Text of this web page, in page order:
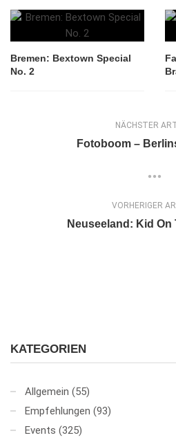
Bremen: Bextown Special
No. 2
NÄCHSTER
Fotoboom –
VORHERIGER
Neuseeland: Kid On
KATEGORIEN
Allgemein (55)
Empfehlungen (93)
Events (325)